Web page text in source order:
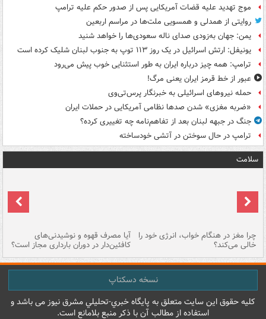
موج تهدید علیه قضات آمریکایی پس از صدور حکم علیه ترامپ
روایتی از همدلی و همسویی ملت‌ها در مراسم اربعین
یمن: جهان به‌زودی صدای ناله سعودی‌ها را خواهد شنید
یونیفل: ارتش اسرائیل در یک روز ۱۱۳ توپ به جنوب لبنان شلیک کرده است
ترامپ: همه چیز درباره ایران به طور استثنایی خوب پیش می‌رود
عبور از خط قرمز ایران یعنی مرگ!
حمله نیروهای اسرائیلی به خبرنگار پرس‌تی‌وی
«ضربه مغزی» شدن صدها نظامی آمریکایی در حملات ایران
جنگ در جبهه لبنان بعد از تفاهم‌نامه چه تغییری کرده؟
ترامپ در حال سوختن در آتشی خودساخته
سلامت
چرا مغز در هنگام خواب، انرژی خود را
خالی می‌کند؟
آیا مصرف قهوه و نوشیدنی‌های
کافئین‌دار در دوران بارداری مجاز است؟
نسخه دسکتاپ
کليه حقوق اين سايت متعلق به پایگاه خبري-تحليلي مشرق نيوز می باشد و
استفاده از مطالب آن با ذکر منبع بلامانع است.